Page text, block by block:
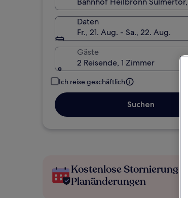
Daten
Fr., 21. Aug. - Sa., 22. Aug.
Gäste
2 Reisende, 1 Zimmer
Ich reise geschäftlich
Suchen
Kostenlose Stornierung bei
Planänderungen